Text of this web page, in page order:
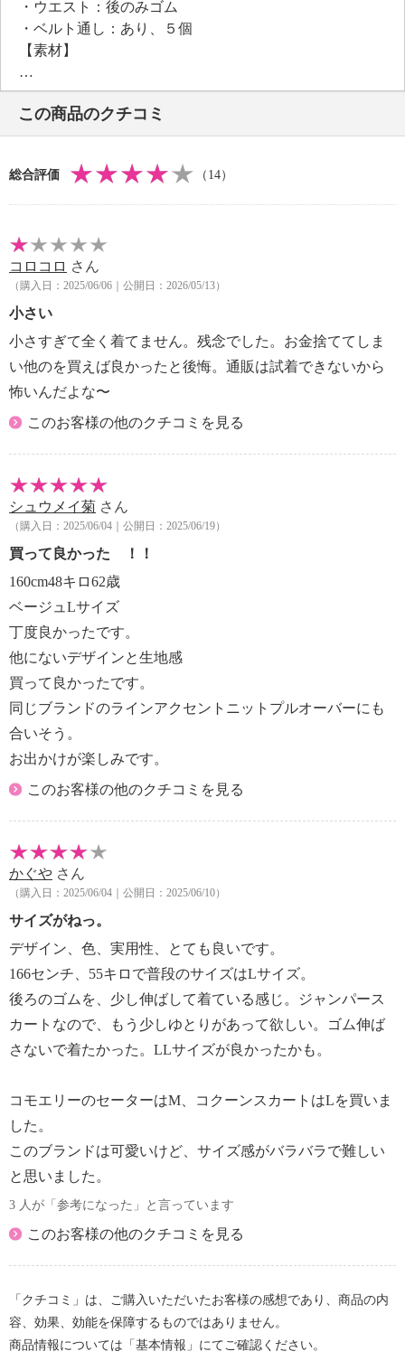
・ウエスト：後のみゴム
・ベルト通し：あり、５個
【素材】
・綿５５％、ポリエステル４５％
【メンテナンス（絵表示ラベル）】
・洗濯機：可
・漂白処理：塩素系・酸素系漂白不可
・自然乾燥：日陰の吊り干し
・アイロン仕上げ：可（低温）
【メンテナンス（ケアラベル）】
・長時間照射による変退色注意
・単品洗い
・水や汗などによる色落ち、色移り注意
・摩擦による色落ち、色移り注意
・過度な力をかけない
【原産国（地）】
・中国製
この商品のクチコミ
総合評価 （14）
コロコロ さん
（購入日：2025/06/06｜公開日：2026/05/13）
小さい
小さすぎて全く着てません。残念でした。お金捨ててしま
い他のを買えば良かったと後悔。通販は試着できないから
怖いんだよな〜
このお客様の他のクチコミを見る
シュウメイ菊 さん
（購入日：2025/06/04｜公開日：2025/06/19）
買って良かった ！！
160cm48キロ62歳
ベージュLサイズ
丁度良かったです。
他にないデザインと生地感
買って良かったです。
同じブランドのラインアクセントニットプルオーバーにも
合いそう。
お出かけが楽しみです。
このお客様の他のクチコミを見る
かぐや さん
（購入日：2025/06/04｜公開日：2025/06/10）
サイズがねっ。
デザイン、色、実用性、とても良いです。
166センチ、55キロで普段のサイズはLサイズ。
後ろのゴムを、少し伸ばして着ている感じ。ジャンパース
カートなので、もう少しゆとりがあって欲しい。ゴム伸ば
さないで着たかった。LLサイズが良かったかも。
コモエリーのセーターはM、コクーンスカートはLを買いま
した。
このブランドは可愛いけど、サイズ感がバラバラで難しい
と思いました。
3 人が「参考になった」と言っています
このお客様の他のクチコミを見る
「クチコミ」は、ご購入いただいたお客様の感想であり、商品の内
容、効果、効能を保障するものではありません。
商品情報については「基本情報」にてご確認ください。